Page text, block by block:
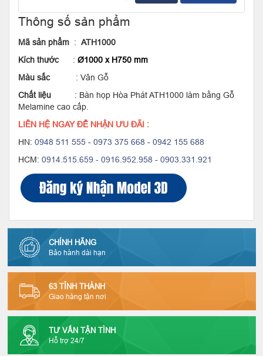
Thông số sản phẩm
Mã sản phẩm : ATH1000
Kích thước : Ø1000 x H750 mm
Màu sắc
: Vân Gỗ
Chất liệu
: Bàn họp Hòa Phát ATH1000 làm bằng Gỗ
Melamine cao cấp.
LIÊN HỆ NGAY ĐỂ NHẬN ƯU ĐÃI :
HN: 0948 511 555 - 0973 375 668 - 0942 155 688
HCM: 0914.515.659 - 0916.952.958 - 0903.331.921
CHÍNH HÃNG
Bảo hành dài hạn
63 TỈNH THÀNH
Giao hàng tận nơi
TƯ VẤN TẬN TÌNH
Hỗ trợ 24/7